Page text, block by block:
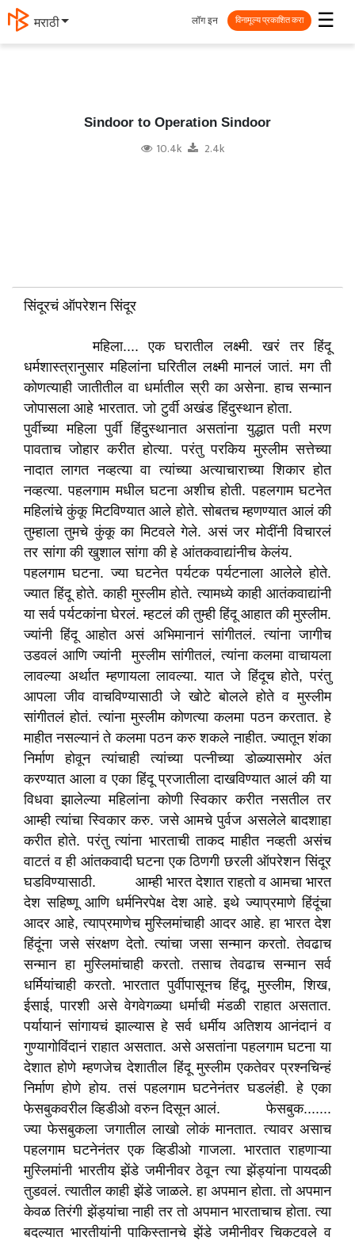
मराठी ☰
लॉग इन विनामूल्य प्रकाशित करा
Sindoor to Operation Sindoor
10.4k 2.4k
सिंदूरचं ऑपरेशन सिंदूर
महिला.... एक घरातील लक्ष्मी. खरं तर हिंदू
धर्मशास्त्रानुसार महिलांना घरितील लक्ष्मी मानलं जातं. मग ती
कोणत्याही जातीतील वा धर्मातील स्री का असेना. हाच सन्मान
जोपासला आहे भारतात. जो टुर्वी अखंड हिंदुस्थान होता.
पुर्वीच्या महिला पुर्वी हिंदुस्थानात असतांना युद्धात पती मरण
पावताच जोहार करीत होत्या. परंतु परकिय मुस्लीम सत्तेच्या
नादात लागत नव्हत्या वा त्यांच्या अत्याचाराच्या शिकार होत
नव्हत्या. पहलगाम मधील घटना अशीच होती. पहलगाम घटनेत
महिलांचे कुंकू मिटविण्यात आले होते. सोबतच म्हणण्यात आलं की
तुम्हाला तुमचे कुंकू का मिटवले गेले. असं जर मोदींनी विचारलं
तर सांगा की खुशाल सांगा की हे आंतकवाद्यांनीच केलंय.
पहलगाम घटना. ज्या घटनेत पर्यटक पर्यटनाला आलेले होते.
ज्यात हिंदू होते. काही मुस्लीम होते. त्यामध्ये काही आतंकवाद्यांनी
या सर्व पर्यटकांना घेरलं. म्हटलं की तुम्ही हिंदू आहात की मुस्लीम.
ज्यांनी हिंदू आहोत असं अभिमानानं सांगीतलं. त्यांना जागीच
उडवलं आणि ज्यांनी मुस्लीम सांगीतलं, त्यांना कलमा वाचायला
लावल्या अर्थात म्हणायला लावल्या. यात जे हिंदूच होते, परंतु
आपला जीव वाचविण्यासाठी जे खोटे बोलले होते व मुस्लीम
सांगीतलं होतं. त्यांना मुस्लीम कोणत्या कलमा पठन करतात. हे
माहीत नसल्यानं ते कलमा पठन करु शकले नाहीत. ज्यातून शंका
निर्माण होवून त्यांचाही त्यांच्या पत्नीच्या डोळ्यासमोर अंत
करण्यात आला व एका हिंदू प्रजातीला दाखविण्यात आलं की या
विधवा झालेल्या महिलांना कोणी स्विकार करीत नसतील तर
आम्ही त्यांचा स्विकार करु. जसे आमचे पुर्वज असलेले बादशाहा
करीत होते. परंतु त्यांना भारताची ताकद माहीत नव्हती असंच
वाटतं व ही आंतकवादी घटना एक ठिणगी छरली ऑपरेशन सिंदूर
घडविण्यासाठी. आम्ही भारत देशात राहतो व आमचा भारत
देश सहिष्णू आणि धर्मनिरपेक्ष देश आहे. इथे ज्याप्रमाणे हिंदूंचा
आदर आहे, त्याप्रमाणेच मुस्लिमांचाही आदर आहे. हा भारत देश
हिंदूंना जसे संरक्षण देतो. त्यांचा जसा सन्मान करतो. तेवढाच
सन्मान हा मुस्लिमांचाही करतो. तसाच तेवढाच सन्मान सर्व
धर्मियांचाही करतो. भारतात पुर्वीपासूनच हिंदू, मुस्लीम, शिख,
ईसाई, पारशी असे वेगवेगळ्या धर्माची मंडळी राहात असतात.
पर्यायानं सांगायचं झाल्यास हे सर्व धर्मीय अतिशय आनंदानं व
गुण्यागोविंदानं राहात असतात. असे असतांना पहलगाम घटना या
देशात होणे म्हणजेच देशातील हिंदू मुस्लीम एकतेवर प्रश्नचिन्हं
निर्माण होणे होय. तसं पहलगाम घटनेनंतर घडलंही. हे एका
फेसबुकवरील व्हिडीओ वरुन दिसून आलं. फेसबुक.......
ज्या फेसबुकला जगातील लाखो लोकं मानतात. त्यावर असाच
पहलगाम घटनेनंतर एक व्हिडीओ गाजला. भारतात राहणाऱ्या
मुस्लिमांनी भारतीय झेंडे जमीनीवर ठेवून त्या झेंड्यांना पायदळी
तुडवलं. त्यातील काही झेंडे जाळले. हा अपमान होता. तो अपमान
केवळ तिरंगी झेंड्यांचा नाही तर तो अपमान भारताचाच होता. त्या
बदल्यात भारतीयांनी पाकिस्तानचे झेंडे जमीनीवर चिकटवले व